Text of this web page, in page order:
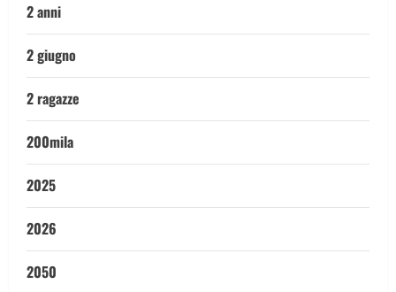
2 anni
2 giugno
2 ragazze
200mila
2025
2026
2050